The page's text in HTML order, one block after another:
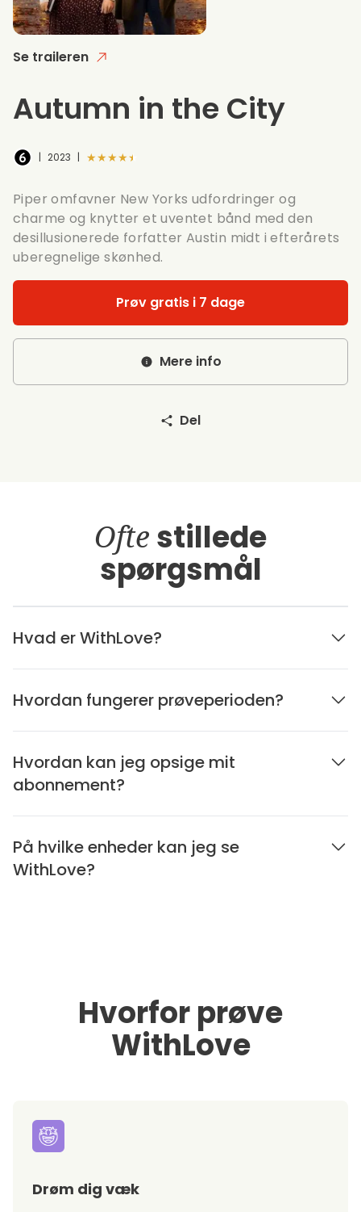
Se traileren
Autumn in the City
| 2023 | ★★★★★
Piper omfavner New Yorks udfordringer og
charme og knytter et uventet bånd med den
desillusionerede forfatter Austin midt i efterårets
uberegnelige skønhed.
Prøv gratis i 7 dage
Mere info
Del
Ofte stillede
spørgsmål
Hvad er WithLove?
Hvordan fungerer prøveperioden?
Hvordan kan jeg opsige mit
abonnement?
På hvilke enheder kan jeg se
WithLove?
Hvorfor prøve
WithLove
Drøm dig væk